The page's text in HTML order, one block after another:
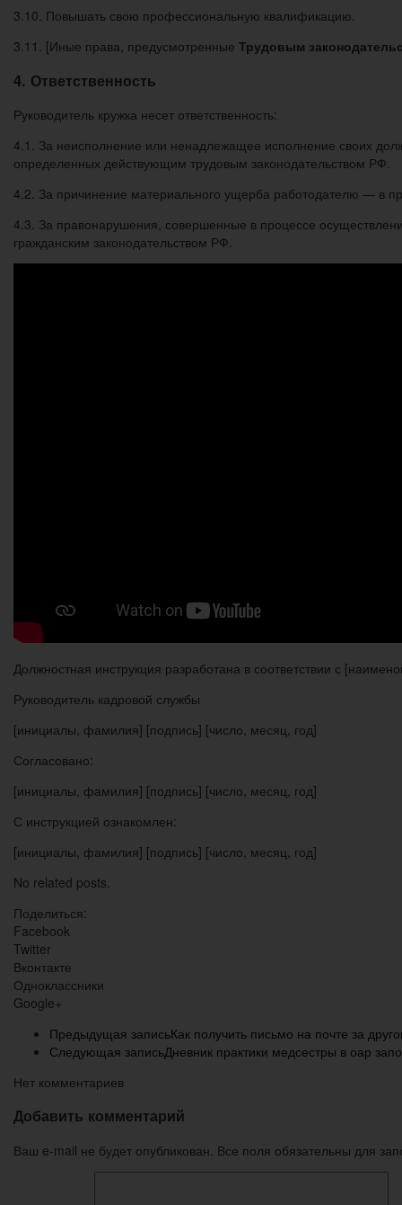
3.10. Повышать свою профессиональную квалификацию.
3.11. [Иные права, предусмотренные Трудовым
4. Ответственность
Руководитель кружка несет ответственность:
4.1. За неисполнение или ненадлежащее исполнение своих
определенных действующим трудовым законодательством РФ.
4.2. За причинение материального ущерба работодателю — в
4.3. За правонарушения, совершенные в процессе
гражданским законодательством РФ.
Должностная инструкция разработана в соответствии с
Руководитель кадровой службы
[инициалы, фамилия] [подпись] [число, месяц, год]
Согласовано:
[инициалы, фамилия] [подпись] [число, месяц, год]
С инструкцией ознакомлен:
[инициалы, фамилия] [подпись] [число, месяц, год]
No related posts.
Поделиться:
Facebook
Twitter
Вконтакте
Одноклассники
Google+
Предыдущая записьКак получить письмо на почте за
Следующая записьДневник практики медсестры в оар
Нет комментариев
Добавить комментарий
Ваш e-mail не будет опубликован. Все поля обязательны для